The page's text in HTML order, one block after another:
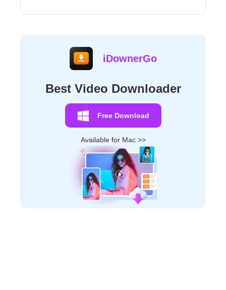
iDownerGo
Best Video Downloader
Free Download
Available for Mac >>